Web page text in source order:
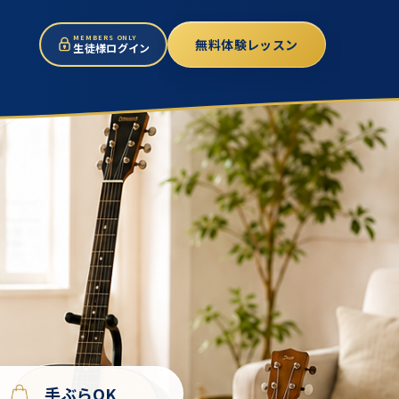
MEMBERS ONLY
生徒様ログイン 無料体験レッスン
手ぶらOK